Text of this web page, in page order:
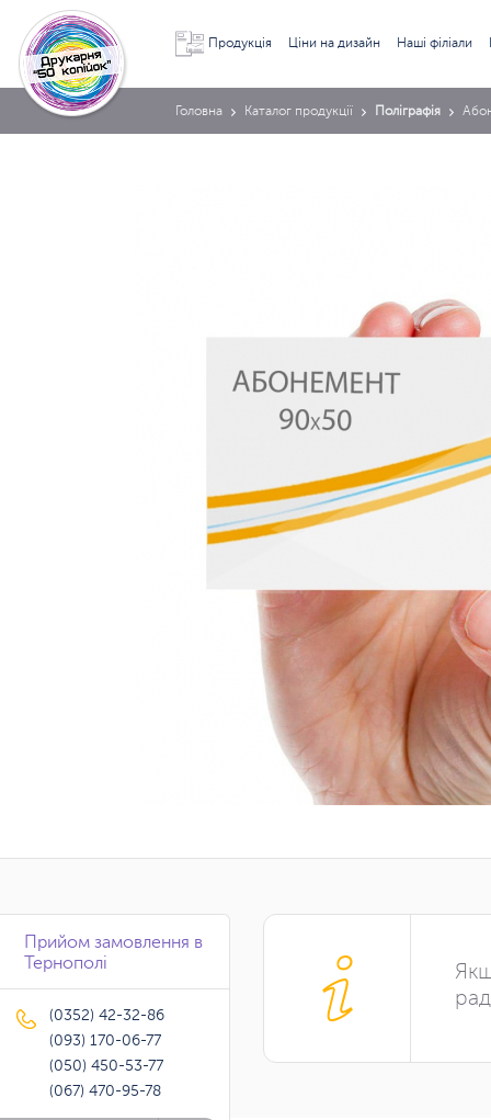
Продукція Ціни на дизайн Наші філіали
Головна Каталог продукції Поліграфія
Прийом замовлення в
Тернополі
(0352) 42-32-86
(093) 170-06-77
(050) 450-53-77
(067) 470-95-78